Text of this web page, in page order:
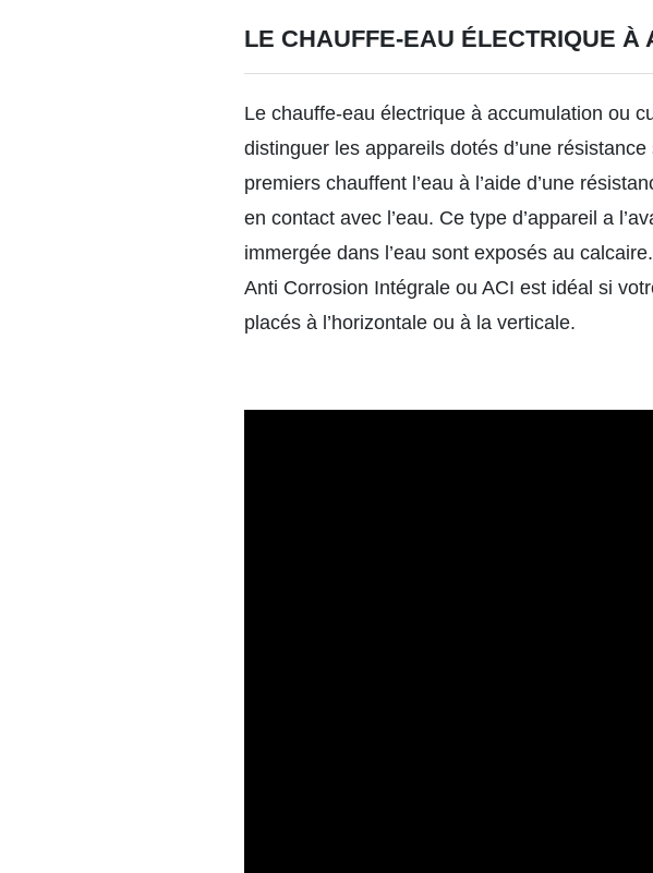
LE CHAUFFE-EAU ÉLECTRIQUE À
Le chauffe-eau électrique à accumulation ou
distinguer les appareils dotés d’une
premiers chauffent l’eau à l’aide d’une
en contact avec l’eau. Ce type d’appareil a
immergée dans l’eau sont exposés au
Anti Corrosion Intégrale ou ACI est idéal si
placés à l’horizontale ou à la verticale.